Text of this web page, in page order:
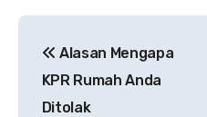
pos
Alasan Mengapa
KPR Rumah Anda
Ditolak